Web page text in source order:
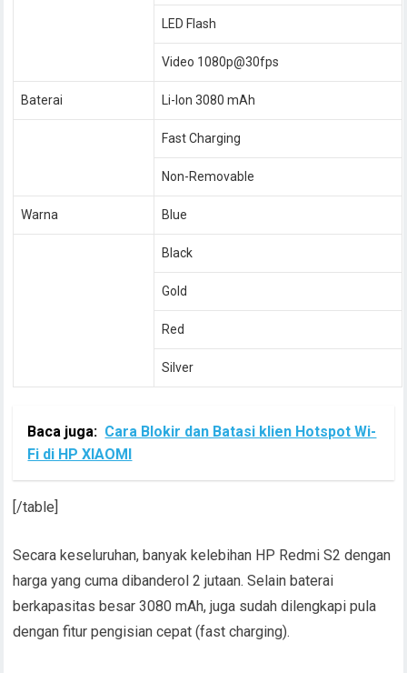
LED Flash
Video 1080p@30fps
Baterai Li-Ion 3080 mAh
Fast Charging
Non-Removable
Warna Blue
Black
Gold
Red
Silver
Baca juga: Cara Blokir dan Batasi klien Hotspot Wi-
Fi di HP XIAOMI
[/table]
Secara keseluruhan, banyak kelebihan HP Redmi S2 dengan
harga yang cuma dibanderol 2 jutaan. Selain baterai
berkapasitas besar 3080 mAh, juga sudah dilengkapi pula
dengan fitur pengisian cepat (fast charging).